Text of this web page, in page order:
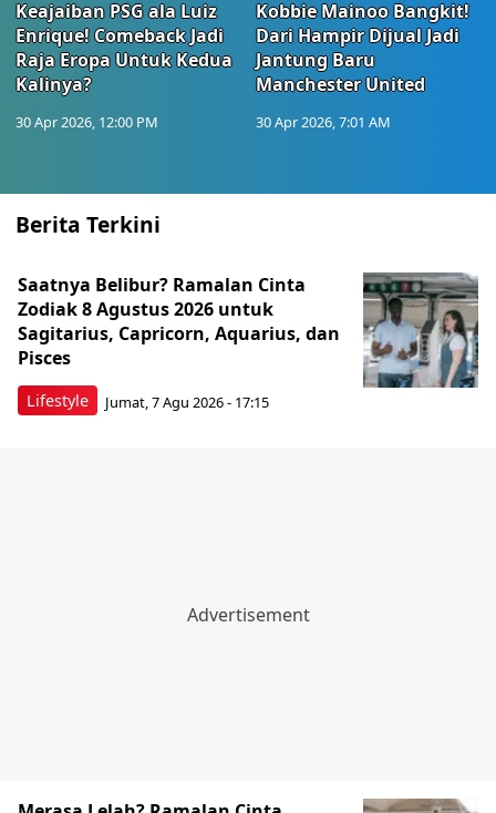
Keajaiban PSG ala Luiz
Enrique! Comeback Jadi
Raja Eropa Untuk Kedua
Kalinya?
30 Apr 2026, 12:00 PM
Kobbie Mainoo Bangkit!
Dari Hampir Dijual Jadi
Jantung Baru
Manchester United
30 Apr 2026, 7:01 AM
Berita Terkini
Lifestyle
Saatnya Belibur? Ramalan Cinta
Zodiak 8 Agustus 2026 untuk
Sagitarius, Capricorn, Aquarius, dan
Pisces
Jumat, 7 Agu 2026 - 17:15